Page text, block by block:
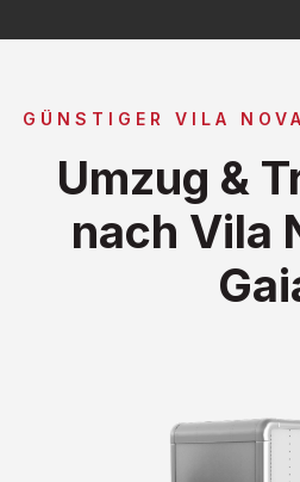
GÜNSTIGER VILA
Umzug &
nach Vila